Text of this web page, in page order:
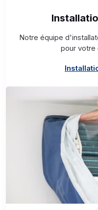
Notre équipe
pour votre